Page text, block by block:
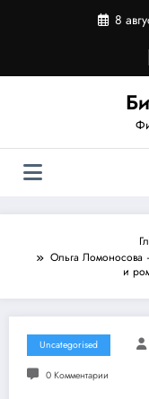
8
Ольга Ломоносова
и
Uncategorised
0 Комментарии